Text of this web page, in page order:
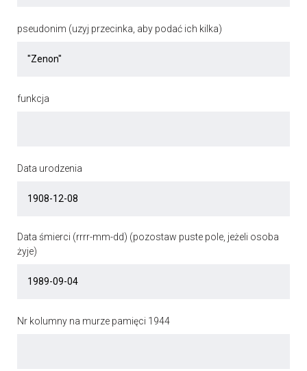
pseudonim (uzyj przecinka, aby podać ich kilka)
funkcja
Data urodzenia
Data śmierci (rrrr-mm-dd) (pozostaw puste pole, jeżeli osoba
żyje)
Nr kolumny na murze pamięci 1944